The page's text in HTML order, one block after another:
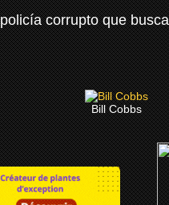
corrupto que
Bill Cobbs